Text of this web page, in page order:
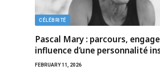
CÉLÉBRITÉ
Pascal Mary : parcours,
influence d’une personnalité
FEBRUARY 11, 2026